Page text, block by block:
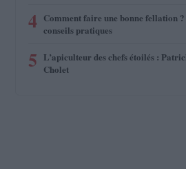
4 Comment faire une bonne fellation ?
conseils pratiques
5 L’apiculteur des chefs étoilés :
Cholet